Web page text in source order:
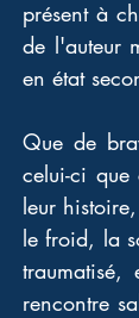
présent à
de l'auteur
en état
Que de
celui-ci
leur
le froid, la
rencontre